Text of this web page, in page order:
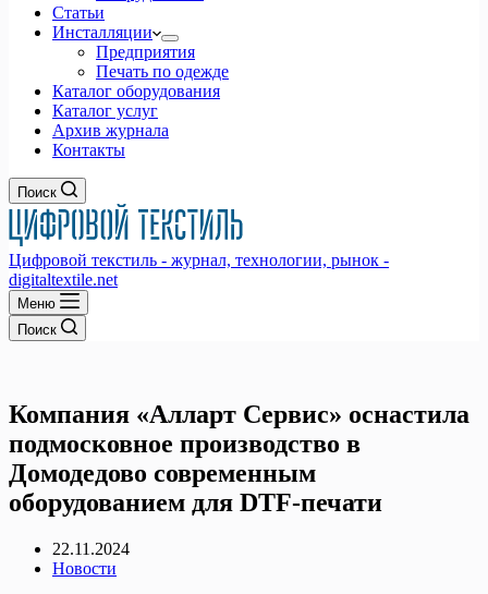
Статьи
Инсталляции
Предприятия
Печать по одежде
Каталог оборудования
Каталог услуг
Архив журнала
Контакты
Поиск
Цифровой текстиль - журнал, технологии, рынок -
digitaltextile.net
Меню
Поиск
Компания «Алларт Сервис» оснастила
подмосковное производство в
Домодедово современным
оборудованием для DTF-печати
22.11.2024
Новости